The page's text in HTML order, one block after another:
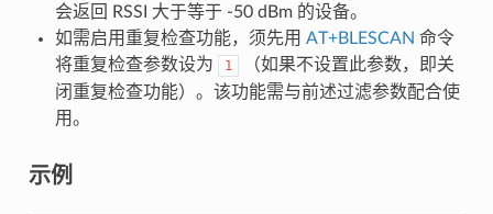
会返回 RSSI 大于等于 -50 dBm 的设备。
如需启用重复检查功能，须先用 AT+BLESCAN 命令
将重复检查参数设为
1
（如果不设置此参数，即关
闭重复检查功能）。该功能需与前述过滤参数配合使
用。
示例